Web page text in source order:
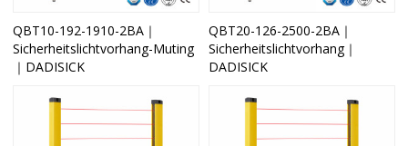
QBT10-192-1910-2BA｜
Sicherheitslichtvorhang-Muting
｜DADISICK
QBT20-126-2500-2BA｜
Sicherheitslichtvorhang｜
DADISICK